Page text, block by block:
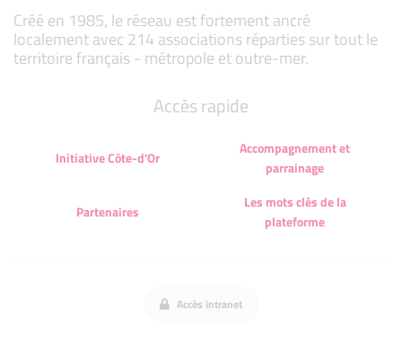
Créé en 1985, le réseau est fortement ancré
localement avec 214 associations réparties sur tout le
territoire français - métropole et outre-mer.
Accès rapide
Initiative Côte-d'Or
Accompagnement et
parrainage
Partenaires
Les mots clés de la
plateforme
Accès intranet